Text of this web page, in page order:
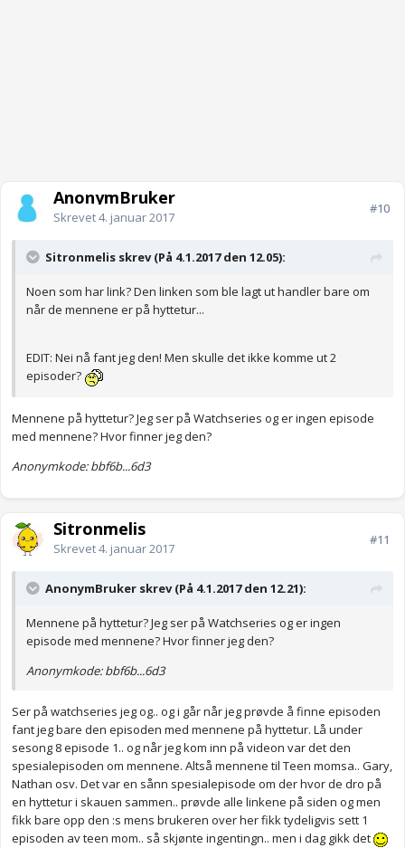
AnonymBruker
Skrevet4. januar 2017
#10
Sitronmelis skrev (På 4.1.2017 den 12.05):
Noen som har link? Den linken som ble lagt ut handler bare om
når de mennene er på hyttetur...
EDIT: Nei nå fant jeg den! Men skulle det ikke komme ut 2
episoder?
Mennene på hyttetur? Jeg ser på Watchseries og er ingen episode
med mennene? Hvor finner jeg den?
Anonymkode: bbf6b...6d3
Sitronmelis
Skrevet4. januar 2017
#11
AnonymBruker skrev (På 4.1.2017 den 12.21):
Mennene på hyttetur? Jeg ser på Watchseries og er ingen
episode med mennene? Hvor finner jeg den?
Anonymkode: bbf6b...6d3
Ser på watchseries jeg og.. og i går når jeg prøvde å finne episoden
fant jeg bare den episoden med mennene på hyttetur. Lå under
sesong 8 episode 1.. og når jeg kom inn på videon var det den
spesialepisoden om mennene. Altså mennene til Teen momsa.. Gary,
Nathan osv. Det var en sånn spesialepisode om der hvor de dro på
en hyttetur i skauen sammen.. prøvde alle linkene på siden og men
fikk bare opp den :s mens brukeren over her fikk tydeligvis sett 1
episoden av teen mom.. så skjønte ingentingn.. men i dag gikk det